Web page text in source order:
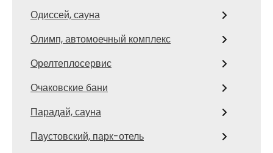
Одиссей, сауна
Олимп, автомоечный комплекс
Орелтеплосервис
Очаковские бани
Парадай, сауна
Паустовский, парк-отель